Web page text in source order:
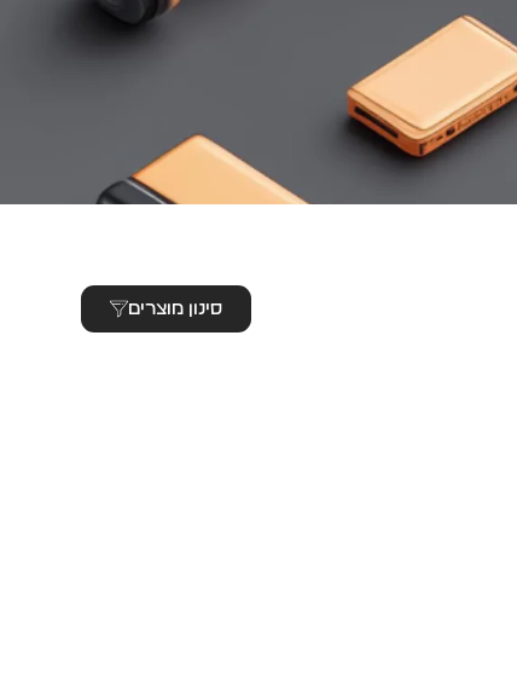
סינון מוצרים